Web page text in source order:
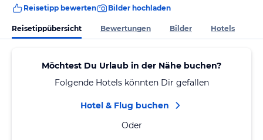
Reisetipp bewerten Bilder hochladen
Reisetippübersicht Bewertungen Bilder Hotels
Möchtest Du Urlaub in der Nähe buchen?
Folgende Hotels könnten Dir gefallen
Hotel & Flug buchen
Oder